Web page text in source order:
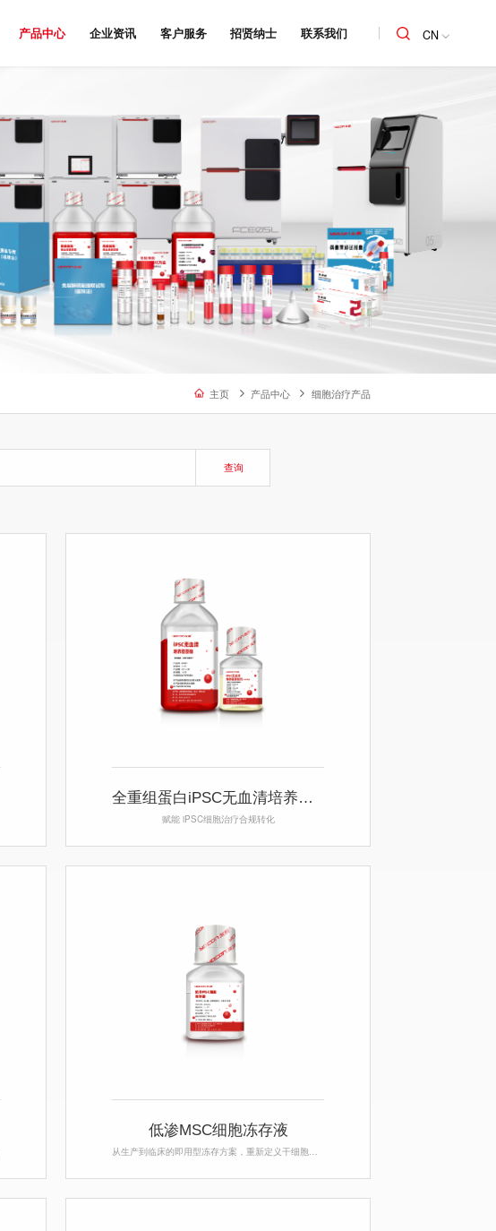
CN
产品中心 企业资讯 客户服务 招贤纳士 联系我们
主页 产品中心 细胞治疗产品
查询
全重组蛋白iPSC无血清培养基套装
赋能 iPSC细胞治疗合规转化
低渗MSC细胞冻存液
从生产到临床的即用型冻存方案，重新定义干细胞冻存标准